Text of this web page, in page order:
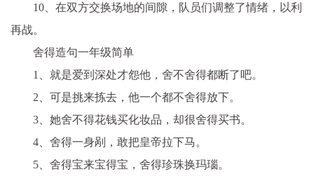
10、在双方交换场地的间隙，队员们调整了情绪，以利
再战。
舍得造句一年级简单
1、就是爱到深处才怨他，舍不舍得都断了吧。
2、可是挑来拣去，他一个都不舍得放下。
3、她舍不得花钱买化妆品，却很舍得买书。
4、舍得一身剐，敢把皇帝拉下马。
5、舍得宝来宝得宝，舍得珍珠换玛瑙。